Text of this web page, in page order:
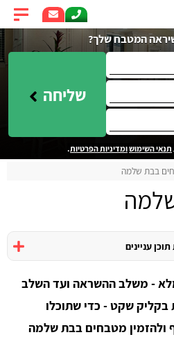
המטבח שלך?
שליחה
תנאי השימושומדיניות הפרטיות.
בבת שלמה
עניינים
- משלב ההשראה ועד השלב
שקט - כדי שתוכלו
ולהזמין מטבחים בבת שלמה